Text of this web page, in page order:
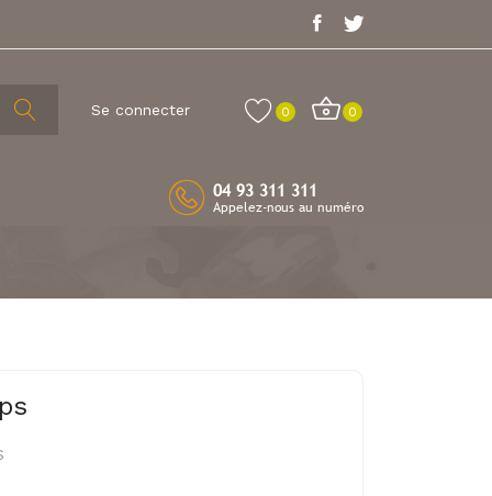
0
0
Se connecter
04 93 311 311
Appelez-nous au numéro